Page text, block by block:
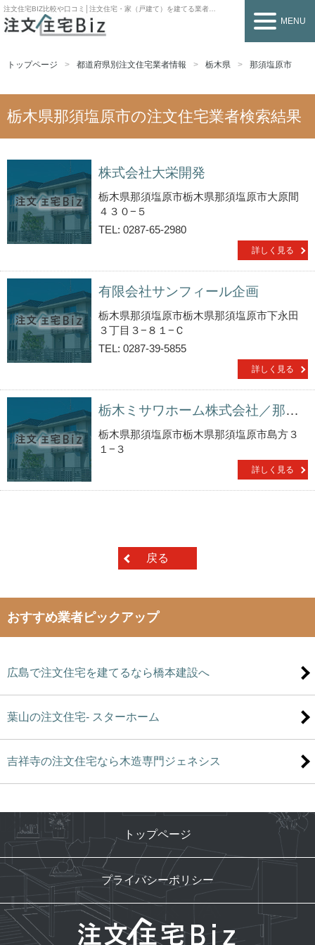
注文住宅BIZ比較や口コミ│注文住宅・家（戸建て）を建てる業者を探すなら
MENU
トップページ 都道府県別注文住宅業者情報 栃木県 那須塩原市
栃木県那須塩原市の注文住宅業者検索結果
株式会社大栄開発
栃木県那須塩原市栃木県那須塩原市大原間
４３０−５
TEL: 0287-65-2980
詳しく見る
有限会社サンフィール企画
栃木県那須塩原市栃木県那須塩原市下永田
３丁目３−８１−Ｃ
TEL: 0287-39-5855
詳しく見る
栃木ミサワホーム株式会社／那須塩原営業所
栃木県那須塩原市栃木県那須塩原市島方３
１−３
詳しく見る
戻る
おすすめ業者ピックアップ
広島で注文住宅を建てるなら橋本建設へ
葉山の注文住宅- スターホーム
吉祥寺の注文住宅なら木造専門ジェネシス
トップページ
プライバシーポリシー